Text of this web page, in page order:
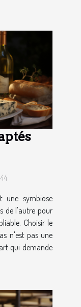
une symbiose
de l'autre pour
Choisir le
n'est pas une
qui demande